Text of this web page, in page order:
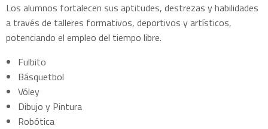
Los alumnos fortalecen sus aptitudes, destrezas y habilidades
a través de talleres formativos, deportivos y artísticos,
potenciando el empleo del tiempo libre.
Fulbito
Básquetbol
Vóley
Dibujo y Pintura
Robótica